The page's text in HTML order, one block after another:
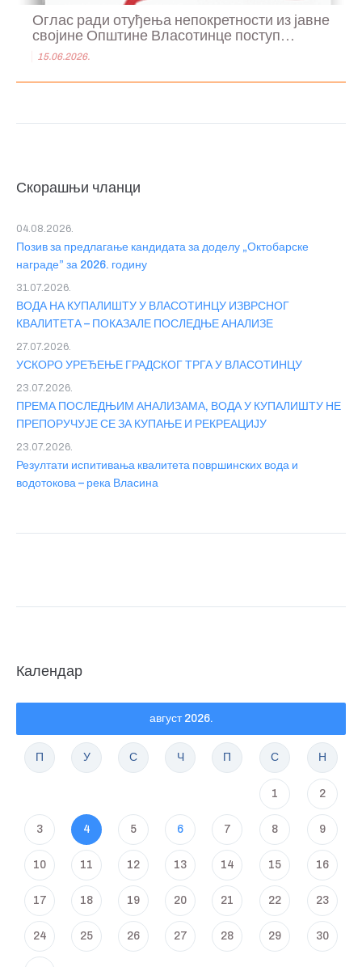
Оглас ради отуђења непокретности из јавне
својине Општине Власотинце поступ...
15.06.2026.
Скорашњи чланци
Позив за предлагање кандидата за доделу „Октобарске
награде” за 2026. годину
04.08.2026.
ВОДА НА КУПАЛИШТУ У ВЛАСОТИНЦУ ИЗВРСНОГ
КВАЛИТЕТА – ПОКАЗАЛЕ ПОСЛЕДЊЕ АНАЛИЗЕ
31.07.2026.
УСКОРО УРЕЂЕЊЕ ГРАДСКОГ ТРГА У ВЛАСОТИНЦУ
27.07.2026.
ПРЕМА ПОСЛЕДЊИМ АНАЛИЗАМА, ВОДА У КУПАЛИШТУ НЕ
ПРЕПОРУЧУЈЕ СЕ ЗА КУПАЊЕ И РЕКРЕАЦИЈУ
23.07.2026.
Резултати испитивања квалитета површинских вода и
водотокова – река Власина
23.07.2026.
Календар
август 2026.
П У С Ч П С Н
1 2
3 4 5 6 7 8 9
10 11 12 13 14 15 16
17 18 19 20 21 22 23
24 25 26 27 28 29 30